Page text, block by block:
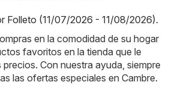
Folleto (11/07/2026 - 11/08/2026).
en la comodidad de su hogar
favoritos en la tienda que le
Con nuestra ayuda, siempre
las ofertas especiales en Cambre.